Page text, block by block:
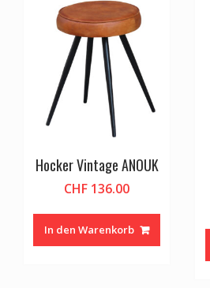
Hocker Vintage ANOUK
CHF 136.00
In den Warenkorb